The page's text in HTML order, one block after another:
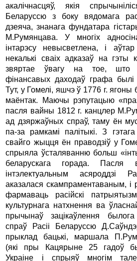
акалiчнасцяў, якiя
Беларуссю з боку вядомага
дзеяча, знанага фундатара
М.Румянцава. У многiх
iнтарэсу невысветлена, i
некалькi сваiх адказаў на гэты
звяртае ўвагу на тое, што
фiнансавых даходаў графа былi
Тут, у Гомелi, яшчэ ў 1776 г. ягоны
маёнтак. Маючы рэпутацыю
пасля вайны 1812 г. канцлер
ад дзяржаўных спраў, таму ён
па-за рамкамi палiтыкi. З
свайго жыцця ён праводзiў у
спрыяла ўсталяванню больш
беларускага горада.
iнтэлектуальным асяроддзi
аказалася скампраментаваным, i
фармаваць расiйскi
культурнага натхнення ва
прычынаў зацiкаўлення
спраў Расii Беларуссю
прыклад бацькi, маршала
(якi пры Кацярыне 25 гадоў
Украiне i спрыяў многiм